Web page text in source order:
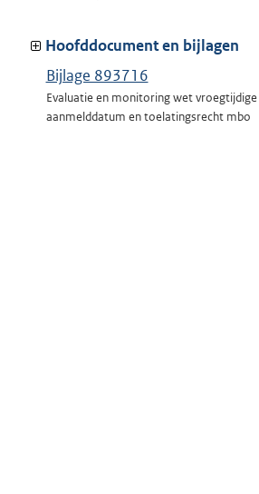
Hoofddocument en bijlagen
Bijlage 893716
Evaluatie en monitoring wet vroegtijdige
aanmelddatum en toelatingsrecht mbo